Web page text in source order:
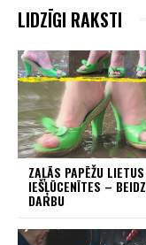
LIDZĪGI RAKSTI
ZAĻĀS PAPĒŽU LIETUS
IEŠĻŪCENĪTES – BEIDZ
DARBU